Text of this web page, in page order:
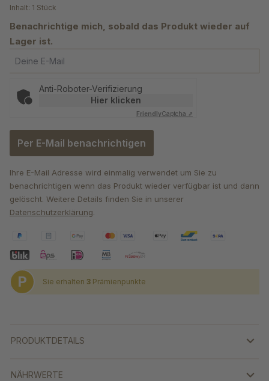
Inhalt: 1 Stück
Benachrichtige mich, sobald das Produkt wieder auf
Lager ist.
Deine E-Mail
Anti-Roboter-Verifizierung
Hier klicken
FriendlyCaptcha ⇗
Per E-Mail benachrichtigen
Ihre E-Mail Adresse wird einmalig verwendet um Sie zu
benachrichtigen wenn das Produkt wieder verfügbar ist und dann
gelöscht. Weitere Details finden Sie in unserer
Datenschutzerklärung.
P Sie erhalten 3 Prämienpunkte
PRODUKTDETAILS
NÄHRWERTE